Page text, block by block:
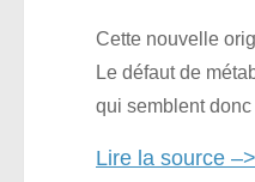
Cette nouvelle
Le défaut de
qui semblent
Lire la source –>